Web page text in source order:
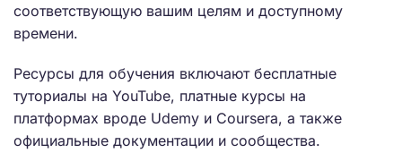
соответствующую вашим целям и доступному
времени.
Ресурсы для обучения включают бесплатные
туториалы на YouTube, платные курсы на
платформах вроде Udemy и Coursera, а также
официальные документации и сообщества.